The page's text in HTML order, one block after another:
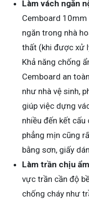
Làm vách ngăn
Cemboard
ngăn trong nhà
thất (khi được xử
Khả năng chống
Cemboard an
như nhà vệ sinh,
giúp việc dựng
nhiều đến kết
phẳng mịn cũng
bằng sơn, giấy
Làm trần chịu
vực trần cần độ
chống cháy như